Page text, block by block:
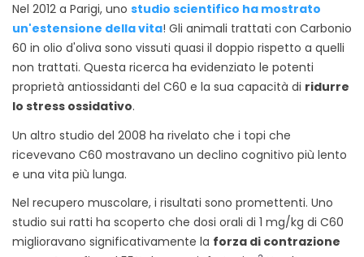
Nel 2012 a Parigi, uno studio scientifico ha mostrato
un'estensione della vita! Gli animali trattati con Carbonio
60 in olio d'oliva sono vissuti quasi il doppio rispetto a quelli
non trattati. Questa ricerca ha evidenziato le potenti
proprietà antiossidanti del C60 e la sua capacità di ridurre
lo stress ossidativo.
Un altro studio del 2008 ha rivelato che i topi che
ricevevano C60 mostravano un declino cognitivo più lento
e una vita più lunga.
Nel recupero muscolare, i risultati sono promettenti. Uno
studio sui ratti ha scoperto che dosi orali di 1 mg/kg di C60
miglioravano significativamente la forza di contrazione